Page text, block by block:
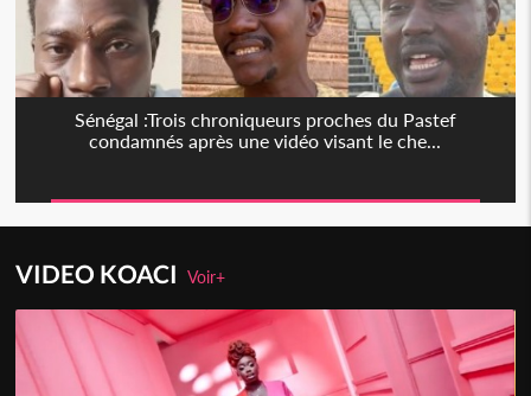
Sénégal :Trois chroniqueurs proches du Pastef
condamnés après une vidéo visant le che...
VIDEO KOACIVoir+